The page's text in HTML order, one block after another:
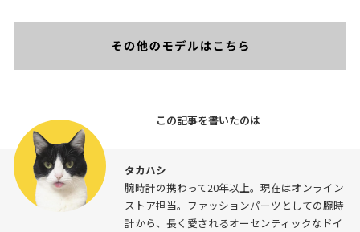
この記事を書いたのは
タカハシ
腕時計の携わって20年以上。現在はオンライン
ストア担当。ファッションパーツとしての腕時
計から、長く愛されるオーセンティックなドイ